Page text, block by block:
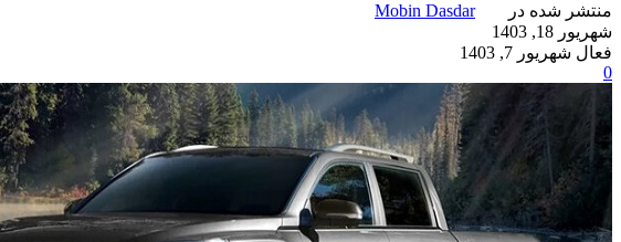
منتشر شده در
Mobin Dasdar
شهریور 18, 1403
فعال شهریور 7, 1403
0